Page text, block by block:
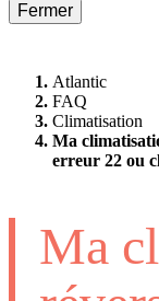
Fermer
Atlantic
FAQ
Climatisation
Ma
erreur 22 ou
Ma